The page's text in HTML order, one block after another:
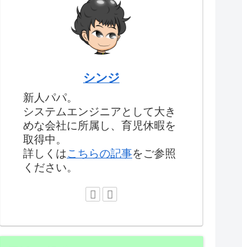
シンジ
新人パパ。
システムエンジニアとして大き
めな会社に所属し、育児休暇を
取得中。
詳しくはこちらの記事をご参照
ください。